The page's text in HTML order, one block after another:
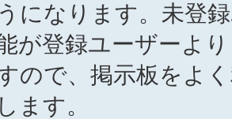
になります。未登
が登録ユーザーよ
ので、掲示板をよ
ます。